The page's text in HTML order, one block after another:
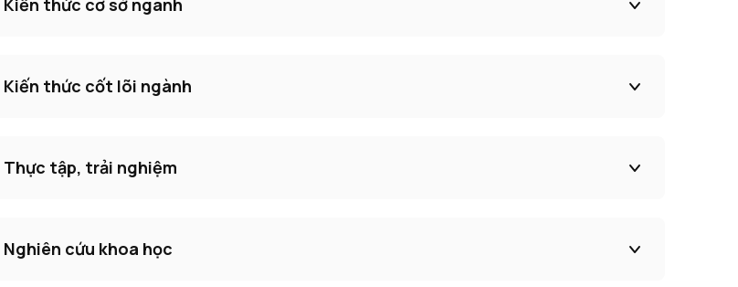
Kiến thức cơ sở ngành
Kiến thức cốt lõi ngành
Thực tập, trải nghiệm
Nghiên cứu khoa học